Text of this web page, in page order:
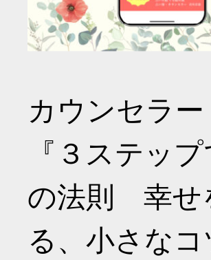
カウンセラ
『３ステッ
の法則 幸せ
る、小さなコ